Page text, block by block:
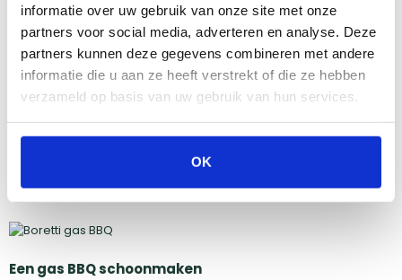
informatie over uw gebruik van onze site met onze
partners voor social media, adverteren en analyse. Deze
partners kunnen deze gegevens combineren met andere
informatie die u aan ze heeft verstrekt of die ze hebben
verzameld op basis van uw gebruik van hun services.
OK
gemaakt worden. Hierbij moet ook de binnenkant
schoongemaakt worden. Dit hoeft niet na elke barbecuesessie,
maar is wel belangrijk om regelmatig te doen. Hiervoor moet je
BBQ afgekoeld zijn. Om de binnenkant van een houtskool BBQ
schoon te maken haal je alle houtskool of briketten eruit en
hierna kun je de kuip schoonmaken met heet water of
reiniger. Je kunt over de rest van de BBQ ook een doek halen om
Lees hier meer over het schoonmaken van je houtskool BBQ.
Een gas BBQ schoonmaken